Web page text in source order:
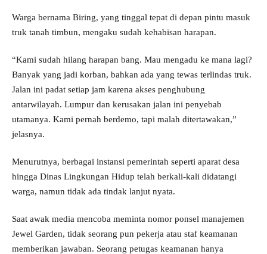
Warga bernama Biring, yang tinggal tepat di depan pintu masuk
truk tanah timbun, mengaku sudah kehabisan harapan.
“Kami sudah hilang harapan bang. Mau mengadu ke mana lagi?
Banyak yang jadi korban, bahkan ada yang tewas terlindas truk.
Jalan ini padat setiap jam karena akses penghubung
antarwilayah. Lumpur dan kerusakan jalan ini penyebab
utamanya. Kami pernah berdemo, tapi malah ditertawakan,”
jelasnya.
Menurutnya, berbagai instansi pemerintah seperti aparat desa
hingga Dinas Lingkungan Hidup telah berkali-kali didatangi
warga, namun tidak ada tindak lanjut nyata.
Saat awak media mencoba meminta nomor ponsel manajemen
Jewel Garden, tidak seorang pun pekerja atau staf keamanan
memberikan jawaban. Seorang petugas keamanan hanya